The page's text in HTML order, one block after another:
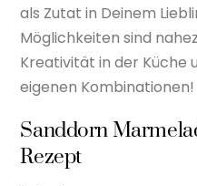
als Zutat in Deinem
Möglichkeiten sind
Kreativität in der Küche
eigenen Kombinationen!
Sanddorn
Rezept